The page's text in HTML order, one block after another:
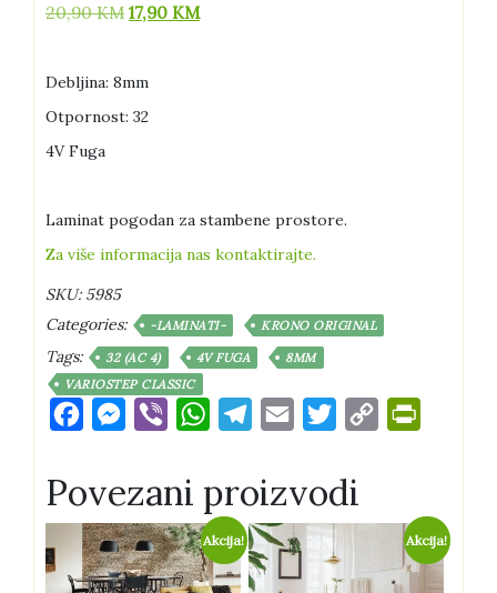
20,90KM Izvorna
je:
20,90 KM.
17,90 KMTrenutna
Debljina: 8mm
Otpornost: 32
4V Fuga
Laminat pogodan za stambene prostore.
Za više informacija nas kontaktirajte.
SKU: 5985
Categories:
-LAMINATI- KRONO ORIGINAL
Tags: 32 (AC 4) 4V FUGA
8MM
VARIOSTEP CLASSIC
FacebookMessenger
Viber WhatsAppTelegram
Email TwitterCopy
Povezani proizvodi
Akcija! Akcija!